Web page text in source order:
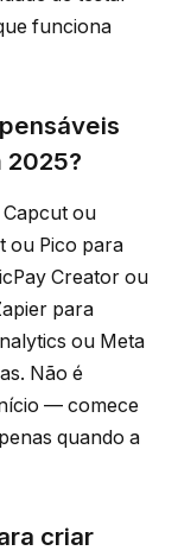
funciona
2025?
ou
ou Pico para
Creator ou
para
ou Meta
Não é
— comece
quando a
criar